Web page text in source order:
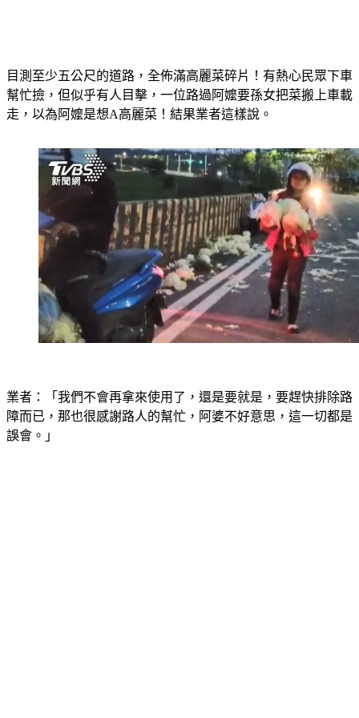
目測至少五公尺的道路，全佈滿高麗菜碎片！有熱心民眾下車
幫忙撿，但似乎有人目擊，一位路過阿嬤要孫女把菜搬上車載
走，以為阿嬤是想A高麗菜！結果業者這樣說。
業者：「我們不會再拿來使用了，還是要就是，要趕快排除路
障而已，那也很感謝路人的幫忙，阿婆不好意思，這一切都是
誤會。」